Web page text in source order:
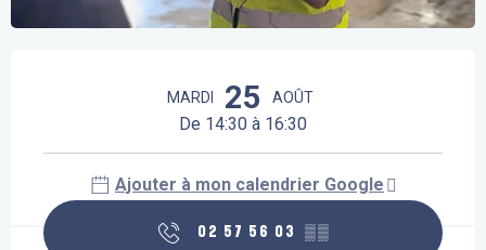
MARDI 25 AOÛT
De 14:30 à 16:30
Ajouter à mon calendrier Google
02 57 56 03 ▒▒